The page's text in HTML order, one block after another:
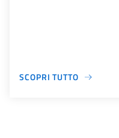
SCOPRI TUTTO